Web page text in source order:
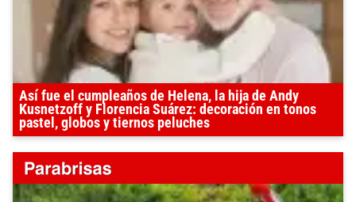
Así fue el cumpleaños de Helena, la hija de Andy
Kusnetzoff y Florencia Suárez: decoración en tonos
pastel, globos y tiernos peluches